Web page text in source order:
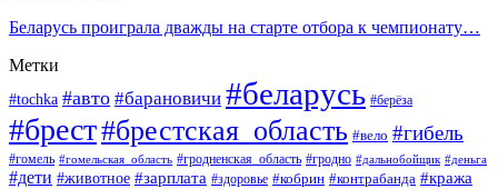
Беларусь проиграла дважды на старте отбора к чемпионату…
Метки
#tochka #авто #барановичи #беларусь #берёза
#брест#брестская_область #вело #гибель
#гомель #гомельская_область #гродненская_область #гродно #дальнобойщик #деньга
#дети #животное #зарплата #здоровье #кобрин #контрабанда #кража